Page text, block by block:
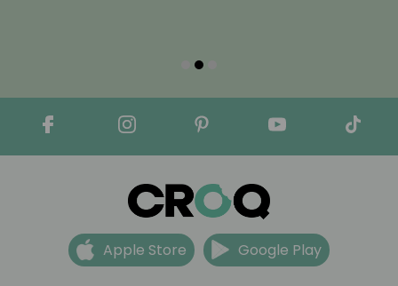
Apple Store Google Play